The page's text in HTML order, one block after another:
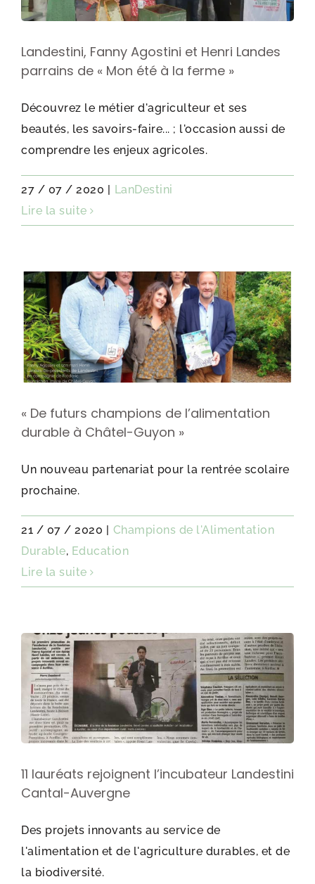
Landestini, Fanny Agostini et Henri Landes
parrains de « Mon été à la ferme »
Découvrez le métier d'agriculteur et ses
beautés, les savoirs-faire... ; l'occasion aussi de
comprendre les enjeux agricoles.
27 / 07 / 2020 | LanDestini
Lire la suite
« De futurs champions de l’alimentation
durable à Châtel-Guyon »
Un nouveau partenariat pour la rentrée scolaire
prochaine.
21 / 07 / 2020 | Champions de l'Alimentation
Durable, Education
Lire la suite
11 lauréats rejoignent l’incubateur Landestini
Cantal-Auvergne
Des projets innovants au service de
l'alimentation et de l'agriculture durables, et de
la biodiversité.